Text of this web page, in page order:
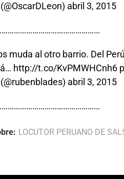
abril 3, 2015
muda al otro barrio. Del
http://t.co/KvPMWHCnh6
abril 3, 2015
LOCUTOR PERUANO DE